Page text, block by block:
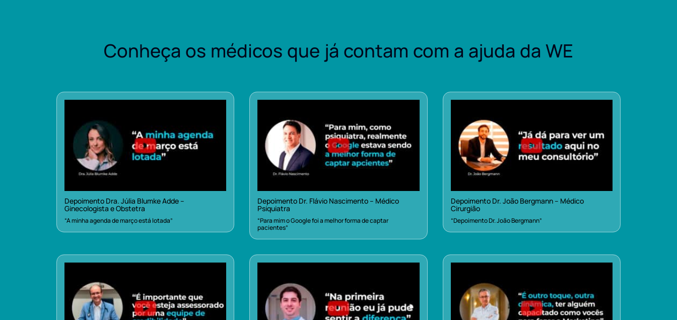
Conheça os médicos que já contam com a ajuda da WE
Depoimento Dra. Júlia Blumke Adde –
Ginecologista e Obstetra
“A minha agenda de março está lotada”
Depoimento Dr. Flávio Nascimento – Médico
Psiquiatra
“Para mim o Google foi a melhor forma de captar
pacientes”
Depoimento Dr. João Bergmann – Médico
Cirurgião
“Depoimento Dr. João Bergmann”